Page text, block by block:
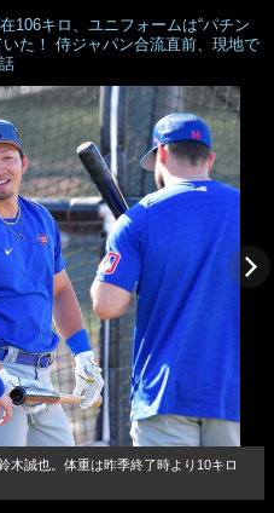
106キロ、ユニフォームは“パチン
た！ 侍ジャパン合流直前、現地で
木誠也。体重は昨季終了時より10キロ